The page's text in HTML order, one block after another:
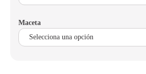
Maceta